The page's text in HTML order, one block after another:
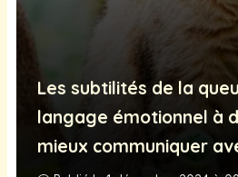
Les subtilités de la
langage émotionnel à
mieux communiquer